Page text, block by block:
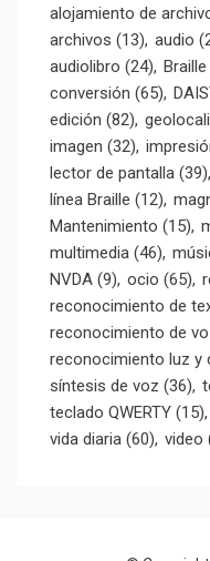
alojamiento de
archivos (13) audio
audiolibro (24) Braille
conversión (65)
edición (82)
imagen (32)
lector de pantalla (39)
línea Braille (12)
Mantenimiento (15)
multimedia (46)
NVDA (9) ocio (65)
reconocimiento de
reconocimiento de
reconocimiento luz y
síntesis de voz (36)
teclado QWERTY (15)
vida diaria (60) video